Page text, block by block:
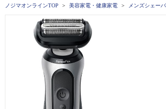
ノジマオンラインTOP 美容家電・健康家電 メンズシェー